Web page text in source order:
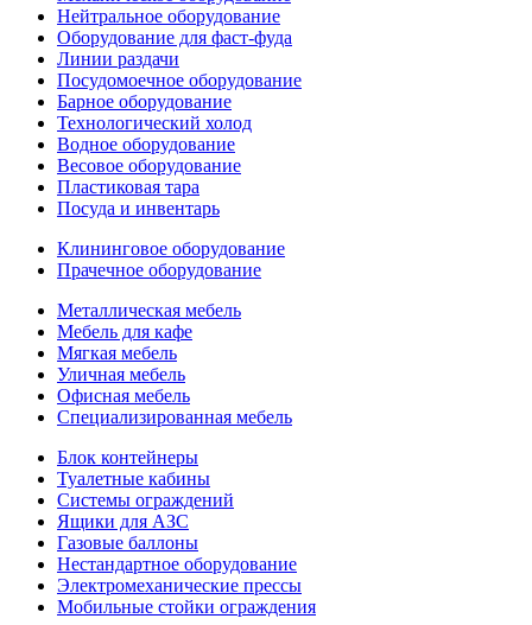
Нейтральное оборудование
Оборудование для фаст-фуда
Линии раздачи
Посудомоечное оборудование
Барное оборудование
Технологический холод
Водное оборудование
Весовое оборудование
Пластиковая тара
Посуда и инвентарь
Клининговое оборудование
Прачечное оборудование
Металлическая мебель
Мебель для кафе
Мягкая мебель
Уличная мебель
Офисная мебель
Специализированная мебель
Блок контейнеры
Туалетные кабины
Системы ограждений
Ящики для АЗС
Газовые баллоны
Нестандартное оборудование
Электромеханические прессы
Мобильные стойки ограждения